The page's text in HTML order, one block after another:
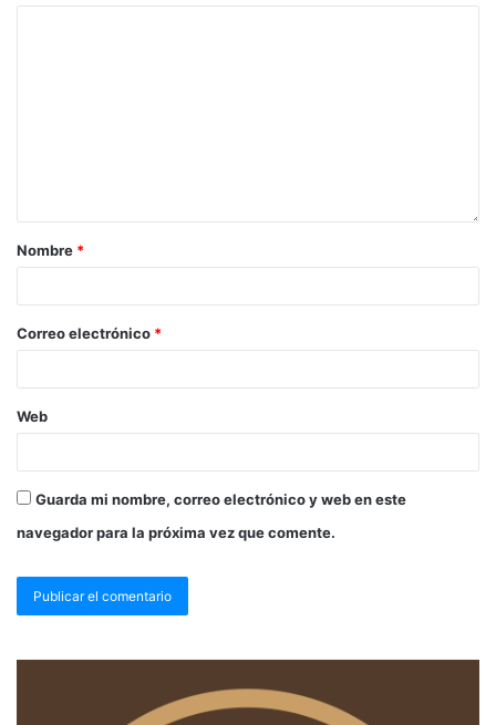
Nombre *
Correo electrónico *
Web
Guarda mi nombre, correo electrónico y web en este
navegador para la próxima vez que comente.